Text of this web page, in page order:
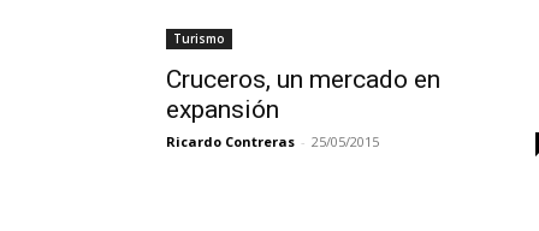
Turismo
Cruceros, un mercado en
expansión
Ricardo Contreras - 25/05/2015